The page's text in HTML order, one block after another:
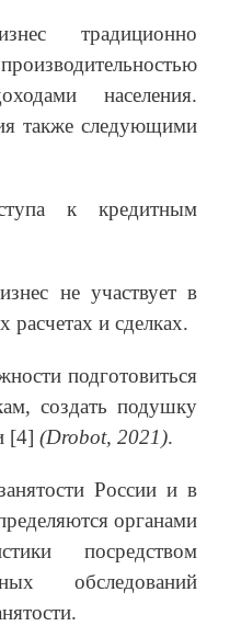
традиционно
населения.
также следующими
к кредитным
не участвует в
и сделках.
подготовиться
создать подушку
[4] (Drobot, 2021).
России и в
органами
посредством
обследований